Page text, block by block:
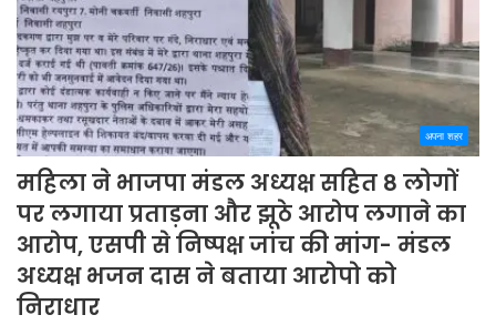
अपना शहर
महिला ने भाजपा मंडल अध्यक्ष सहित 8 लोगों
पर लगाया प्रताड़ना और झूठे आरोप लगाने का
आरोप, एसपी से निष्पक्ष जांच की मांग- मंडल
अध्यक्ष भजन दास ने बताया आरोपो को
निराधार